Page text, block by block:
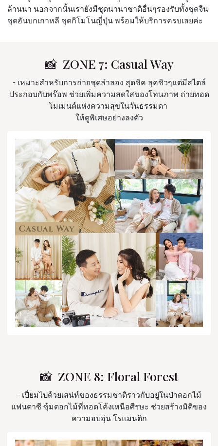
ล้านนา นอกจากนั้นเรายังมีชุดนานาชาติอื่นๆรองรับทั้งชุดจีน
ชุดฮันบกเกาหลี ชุดกิโมโนญี่ปุ่น พร้อมให้บริการครบเลยค่ะ
📸 ZONE 7: Casual Way
- เหมาะสำหรับการถ่ายชุดลำลอง สุดชิค ลุคชิวๆแต่มีสไตล์
ประกอบกับพร๊อพ ช่วยเพิ่มความสดใสของโทนภาพ ถ่ายทอด
โมเมนต์แห่งความสุขในวันธรรมดา
ให้ดูพิเศษอย่างลงตัว
📸 ZONE 8: Floral Forest
- เปี่ยมไปด้วยเสน่ห์ของธรรมชาติราวกับอยู่ในป่าดอกไม้
แฟนตาซี ซุ้มดอกไม้ที่ทอดโค้งเหนือศีรษะ ช่วยสร้างมิติของ
ความอบอุ่น โรแมนติก